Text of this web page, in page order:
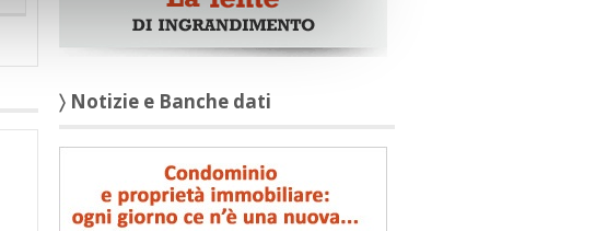
〉 Notizie e Banche dati